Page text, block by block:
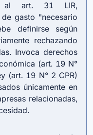
alart. 31 LIR,
gasto "necesario
definirse según
rechazando
Invoca derechos
(art. 19 N°
(art. 19 N° 2 CPR)
únicamente en
relacionadas,